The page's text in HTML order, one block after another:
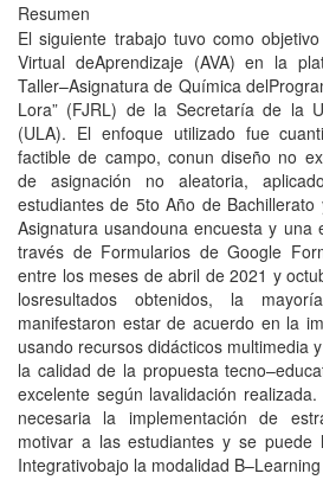
Resumen
El siguiente trabajo tuvo como
Virtual deAprendizaje (AVA) en la
Taller–Asignatura de Química
Lora” (FJRL) de la Secretaría de la
(ULA). El enfoque utilizado fue
factible de campo, conun diseño no
de asignación no aleatoria,
estudiantes de 5to Año de
Asignatura usandouna encuesta y una
través de Formularios de Google
entre los meses de abril de 2021 y
losresultados obtenidos, la
manifestaron estar de acuerdo en la
usando recursos didácticos multimedia
la calidad de la propuesta
excelente según lavalidación
necesaria la implementación de
motivar a las estudiantes y se puede
Integrativobajo la modalidad B–Learning